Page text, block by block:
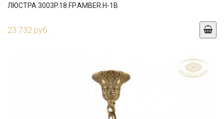
ЛЮСТРА 3003P.18.FP.AMBER.H-1B
23 732 руб.